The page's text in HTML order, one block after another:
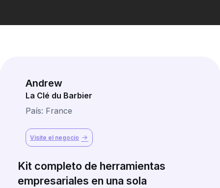
Andrew
La Clé du Barbier
País: France
Visite el negocio
Kit completo de herramientas
empresariales en una sola